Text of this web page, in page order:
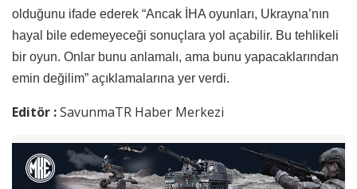
olduğunu ifade ederek “Ancak İHA oyunları, Ukrayna’nın
hayal bile edemeyeceği sonuçlara yol açabilir. Bu tehlikeli
bir oyun. Onlar bunu anlamalı, ama bunu yapacaklarından
emin değilim” açıklamalarına yer verdi.
Editör :SavunmaTR Haber Merkezi